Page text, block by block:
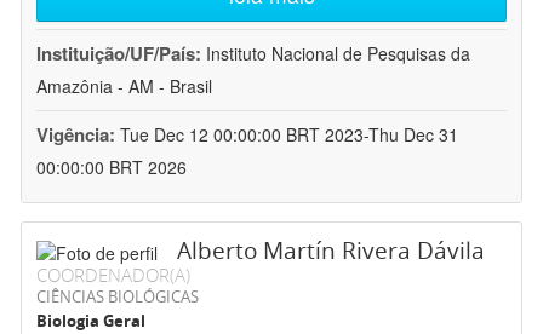
Instituição/UF/País: Instituto Nacional de Pesquisas da
Amazônia - AM - Brasil
Vigência: Tue Dec 12 00:00:00 BRT 2023-Thu Dec 31
00:00:00 BRT 2026
Alberto Martín Rivera Dávila
COORDENADOR(A)
CIÊNCIAS BIOLÓGICAS
Biologia Geral